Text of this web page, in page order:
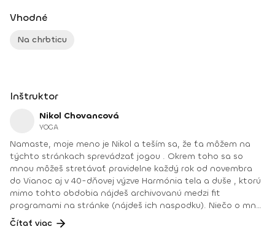
Vhodné
Na chrbticu
Inštruktor
Nikol Chovancová
YOGA
Namaste, moje meno je Nikol a teším sa, že ťa môžem na
týchto stránkach sprevádzať jogou . Okrem toho sa so
mnou môžeš stretávať pravidelne každý rok od novembra
do Vianoc aj v 40-dňovej výzve Harmónia tela a duše , ktorú
mimo tohto obdobia nájdeš archivovanú medzi fit
programami na stránke (nájdeš ich naspodku). Niečo o mne.
Od detstva som sa venovala rôznym druhom pohybu, najmä
tancu, pri ktorom som cítila slobodu a radosť. Neskôr som
Čítať viac